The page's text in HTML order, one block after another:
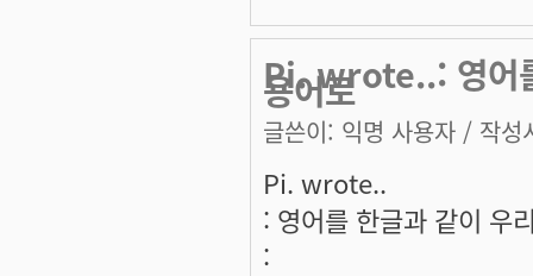
Pi. wrote..: 영어
용어로
글쓴이: 익명 사용자 / 작성
Pi. wrote..
: 영어를 한글과 같이 우
: